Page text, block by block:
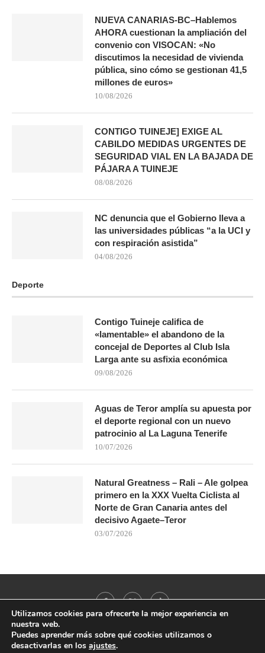
NUEVA CANARIAS-BC–Hablemos
AHORA cuestionan la ampliación del
convenio con VISOCAN: «No
discutimos la necesidad de vivienda
pública, sino cómo se gestionan 41,5
millones de euros»
10/08/2026
CONTIGO TUINEJE] EXIGE AL
CABILDO MEDIDAS URGENTES DE
SEGURIDAD VIAL EN LA BAJADA DE
PÁJARA A TUINEJE
08/08/2026
NC denuncia que el Gobierno lleva a
las universidades públicas “a la UCI y
con respiración asistida”
04/08/2026
Deporte
Contigo Tuineje califica de
«lamentable» el abandono de la
concejal de Deportes al Club Isla
Larga ante su asfixia económica
09/08/2026
Aguas de Teror amplía su apuesta por
el deporte regional con un nuevo
patrocinio al La Laguna Tenerife
10/07/2026
Natural Greatness – Rali – Ale golpea
primero en la XXX Vuelta Ciclista al
Norte de Gran Canaria antes del
decisivo Agaete–Teror
03/07/2026
@2021 - All Right Reserved. Designed and Developed by
Utilizamos cookies para ofrecerte la mejor experiencia en
nuestra web.
Puedes aprender más sobre qué cookies utilizamos o
desactivarlas en los ajustes.